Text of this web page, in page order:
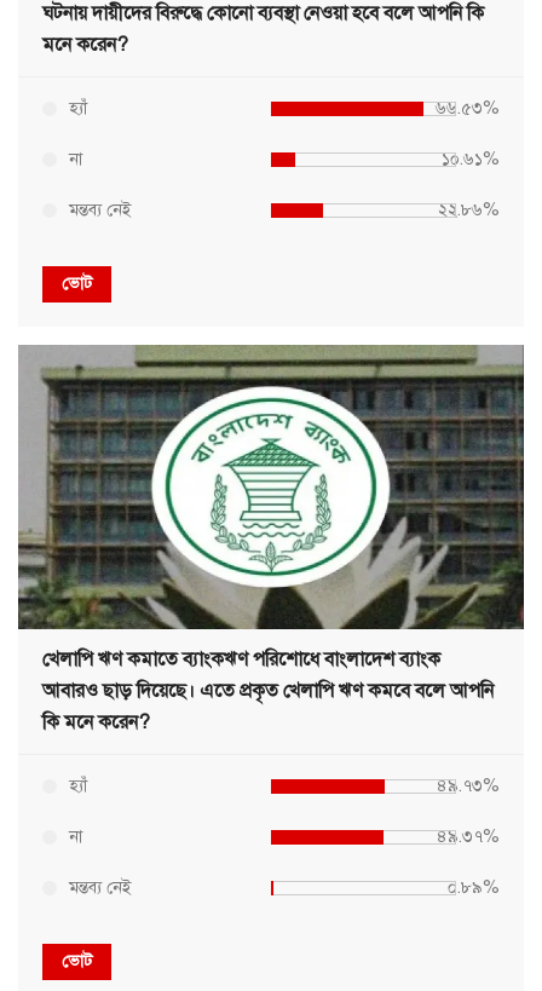
ঘটনায় দায়ীদের বিরুদ্ধে কোনো ব্যবস্থা নেওয়া হবে বলে আপনি কি
মনে করেন?
হ্যাঁ ৬৬.৫৩%
না ১০.৬১%
মন্তব্য নেই ২২.৮৬%
ভোট
খেলাপি ঋণ কমাতে ব্যাংকঋণ পরিশোধে বাংলাদেশ ব্যাংক
আবারও ছাড় দিয়েছে। এতে প্রকৃত খেলাপি ঋণ কমবে বলে আপনি
কি মনে করেন?
হ্যাঁ ৪৯.৭৩%
না ৪৯.৩৭%
মন্তব্য নেই ০.৮৯%
ভোট